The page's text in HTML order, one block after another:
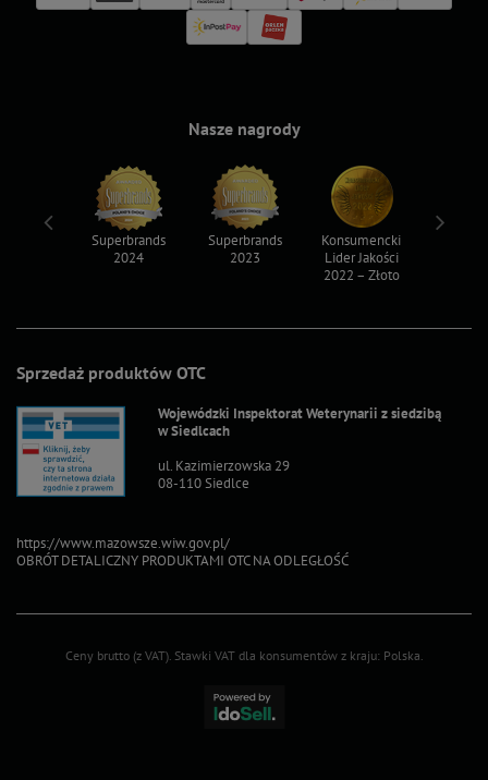
Sprzedaż produktów OTC
Wojewódzki Inspektorat Weterynarii z siedzibą
w Siedlcach
ul. Kazimierzowska 29
08-110 Siedlce
https://www.mazowsze.wiw.gov.pl/
OBRÓT DETALICZNY PRODUKTAMI OTC NA ODLEGŁOŚĆ
Nasze nagrody
Superbrands
2024
Superbrands
2023
Konsumencki
Lider Jakości
2022 – Złoto
Ceny brutto (z VAT). Stawki VAT dla konsumentów z kraju: Polska